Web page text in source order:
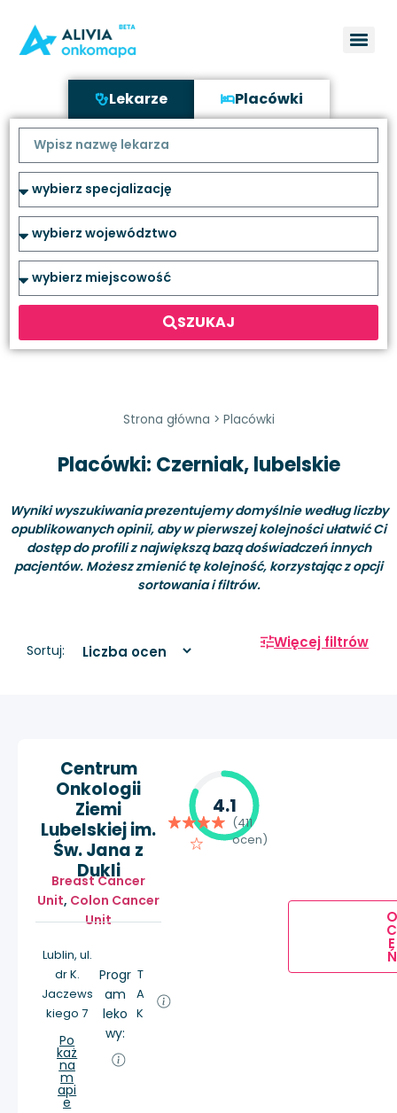
Lekarze Placówki
SZUKAJ
Strona główna > Placówki
Placówki: Czerniak, lubelskie
Wyniki wyszukiwania prezentujemy domyślnie według liczby
opublikowanych opinii, aby w pierwszej kolejności ułatwić Ci
dostęp do profili z największą bazą doświadczeń innych
pacjentów. Możesz zmienić tę kolejność, korzystając z opcji
sortowania i filtrów.
Sortuj: Więcej filtrów
Centrum
Onkologii
Ziemi
Lubelskiej im.
Św. Jana z
Dukli
Breast Cancer
Unit, Colon Cancer
Unit
Lublin, ul.
dr K.
Jaczews
kiego 7
Po
każ
na
m
api
e
Progr
am
leko
wy:
T
A
K
4.1
(411
ocen)
O
C
E
Ń